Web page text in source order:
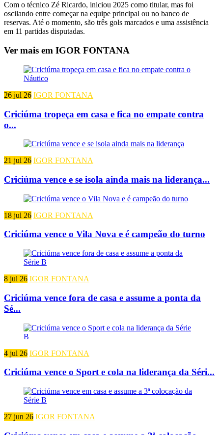
Com o técnico Zé Ricardo, iniciou 2025 como titular, mas foi
oscilando entre começar na equipe principal ou no banco de
reservas. Até o momento, são três gols marcados e uma assistência
em 11 partidas disputadas.
Ver mais em IGOR FONTANA
26 jul 26 IGOR FONTANA
Criciúma tropeça em casa e fica no empate contra
o...
21 jul 26 IGOR FONTANA
Criciúma vence e se isola ainda mais na liderança...
18 jul 26 IGOR FONTANA
Criciúma vence o Vila Nova e é campeão do turno
8 jul 26 IGOR FONTANA
Criciúma vence fora de casa e assume a ponta da
Sé...
4 jul 26 IGOR FONTANA
Criciúma vence o Sport e cola na liderança da Séri...
27 jun 26 IGOR FONTANA